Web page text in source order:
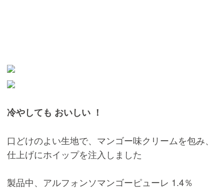
冷やしても おいしい ！
口どけのよい生地で、マンゴー味クリームを包み、
仕上げにホイップを注入しました
製品中、アルフォンソマンゴーピューレ 1.4％